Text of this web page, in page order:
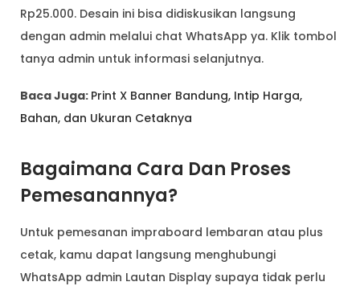
Rp25.000. Desain ini bisa didiskusikan langsung
dengan admin melalui chat WhatsApp ya. Klik tombol
tanya admin untuk informasi selanjutnya.
Baca Juga: Print X Banner Bandung, Intip Harga,
Bahan, dan Ukuran Cetaknya
Bagaimana Cara Dan Proses
Pemesanannya?
Untuk pemesanan impraboard lembaran atau plus
cetak, kamu dapat langsung menghubungi
WhatsApp admin Lautan Display supaya tidak perlu